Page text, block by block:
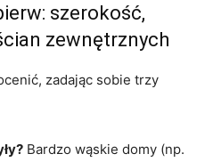
szerokość,
zewnętrznych
zadając sobie trzy
Bardzo wąskie domy (np.